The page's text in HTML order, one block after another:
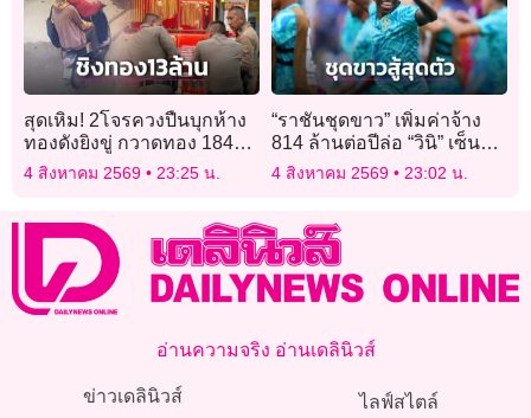
สุดเหิม! 2โจรควงปืนบุกห้าง
ทองดังยิงขู่ กวาดทอง 184
บาท ค่ากว่า 13 ล้าน
4 สิงหาคม 2569 23:25 น.
“ราชันชุดขาว” เพิ่มค่าจ้าง
814 ล้านต่อปีล่อ “วินิ” เซ็น
สัญญาใหม่
4 สิงหาคม 2569 23:02 น.
อ่านความจริง อ่านเดลินิวส์
ข่าวเดลินิวส์ ไลฟ์สไตล์